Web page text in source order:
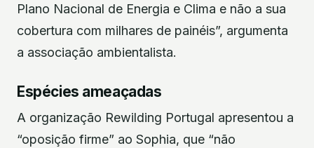
Plano Nacional de Energia e Clima e não a sua
cobertura com milhares de painéis”, argumenta
a associação ambientalista.
Espécies ameaçadas
A organização Rewilding Portugal apresentou a
“oposição firme” ao Sophia, que “não